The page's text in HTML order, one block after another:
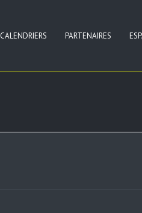
CALENDRIERS PARTENAIRES